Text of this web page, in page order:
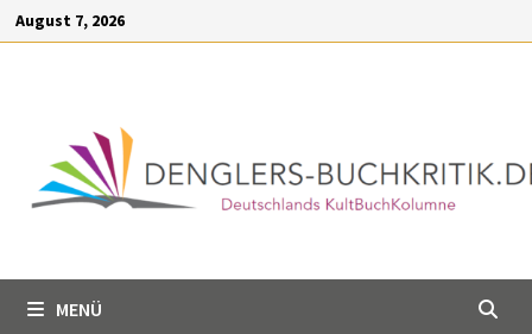
springen
Zum
Inhalt
August 7, 2026
MENÜ